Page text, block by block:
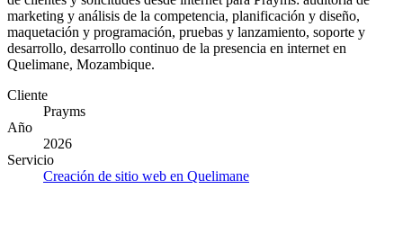
marketing y análisis de la competencia, planificación y diseño,
maquetación y programación, pruebas y lanzamiento, soporte y
desarrollo, desarrollo continuo de la presencia en internet en
Quelimane, Mozambique.
Cliente
Prayms
Año
2026
Servicio
Creación de sitio web en Quelimane